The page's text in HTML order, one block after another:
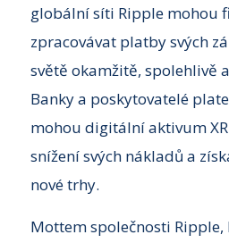
globální síti Ripple mohou
zpracovávat platby svých
světě okamžitě, spolehlivě
Banky a poskytovatelé
mohou digitální aktivum
snížení svých nákladů a
nové trhy.
Mottem společnosti